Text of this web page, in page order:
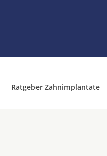
Ratgeber Zahnimplantate